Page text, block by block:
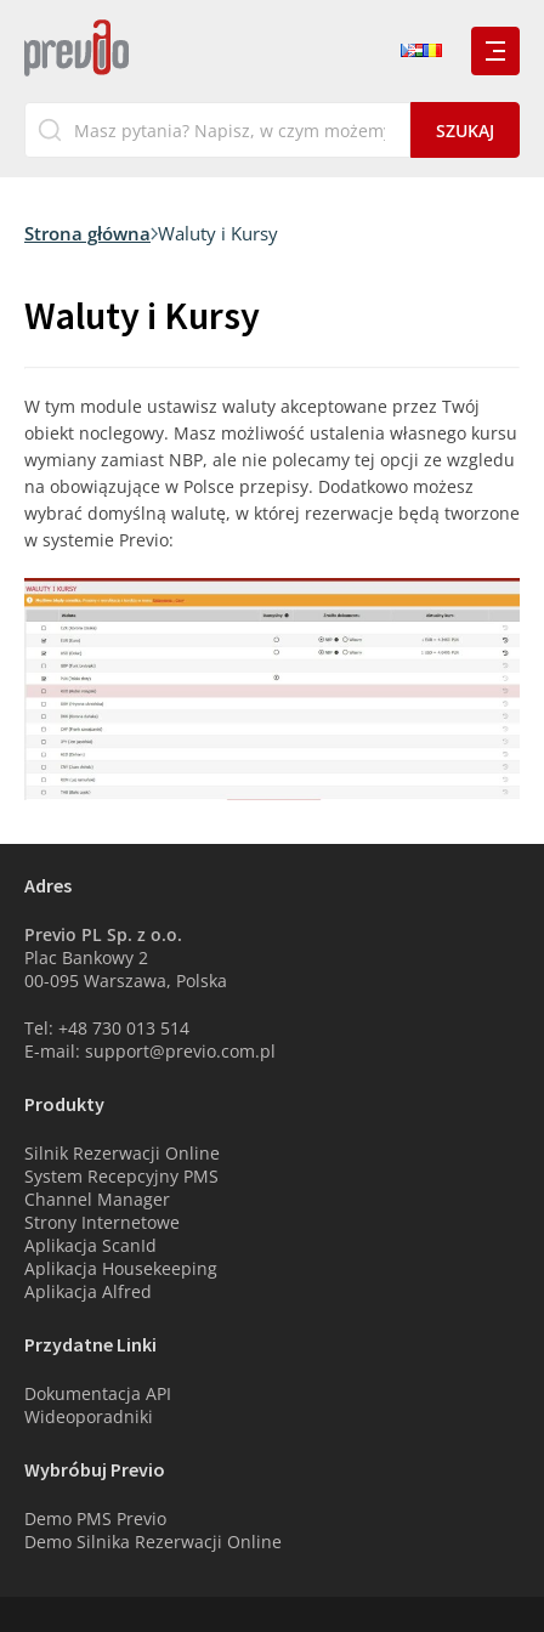
Strona główna Waluty i Kursy
Waluty i Kursy
W tym module ustawisz waluty akceptowane przez Twój
obiekt noclegowy. Masz możliwość ustalenia własnego kursu
wymiany zamiast NBP, ale nie polecamy tej opcji ze wzgledu
na obowiązujące w Polsce przepisy. Dodatkowo możesz
wybrać domyślną walutę, w której rezerwacje będą tworzone
w systemie Previo:
Adres
Previo PL Sp. z o.o.
Plac Bankowy 2
00-095 Warszawa, Polska
Tel: +48 730 013 514
E-mail: support@previo.com.pl
Produkty
Silnik Rezerwacji Online
System Recepcyjny PMS
Channel Manager
Strony Internetowe
Aplikacja ScanId
Aplikacja Housekeeping
Aplikacja Alfred
Przydatne Linki
Dokumentacja API
Wideoporadniki
Wybróbuj Previo
Demo PMS Previo
Demo Silnika Rezerwacji Online